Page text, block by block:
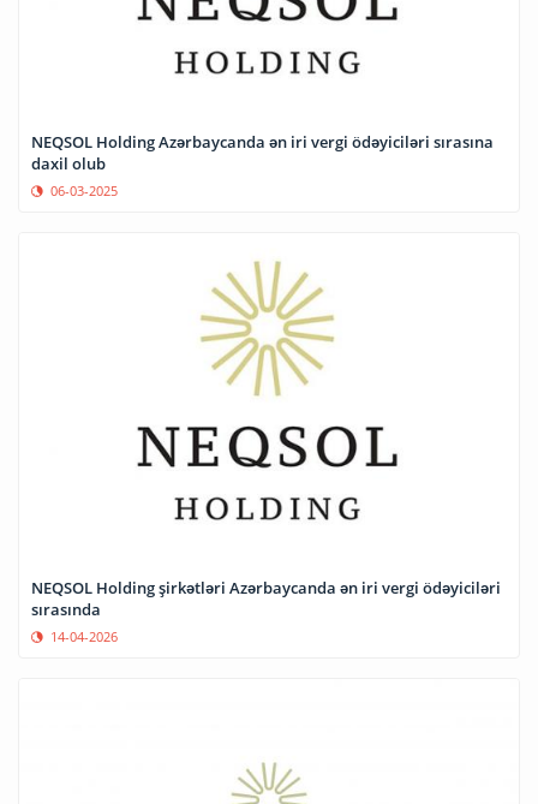
NEQSOL Holding Azərbaycanda ən iri vergi ödəyiciləri sırasına
daxil olub
06-03-2025
NEQSOL Holding şirkətləri Azərbaycanda ən iri vergi ödəyiciləri
sırasında
14-04-2026